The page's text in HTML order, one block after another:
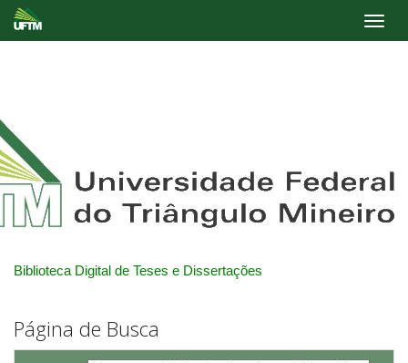
Biblioteca Digital de Teses e Dissertações
Página de Busca